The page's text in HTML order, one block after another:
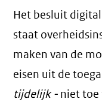
Het besluit
staat
maken van de
eisen uit de
tijdelijk - niet toe